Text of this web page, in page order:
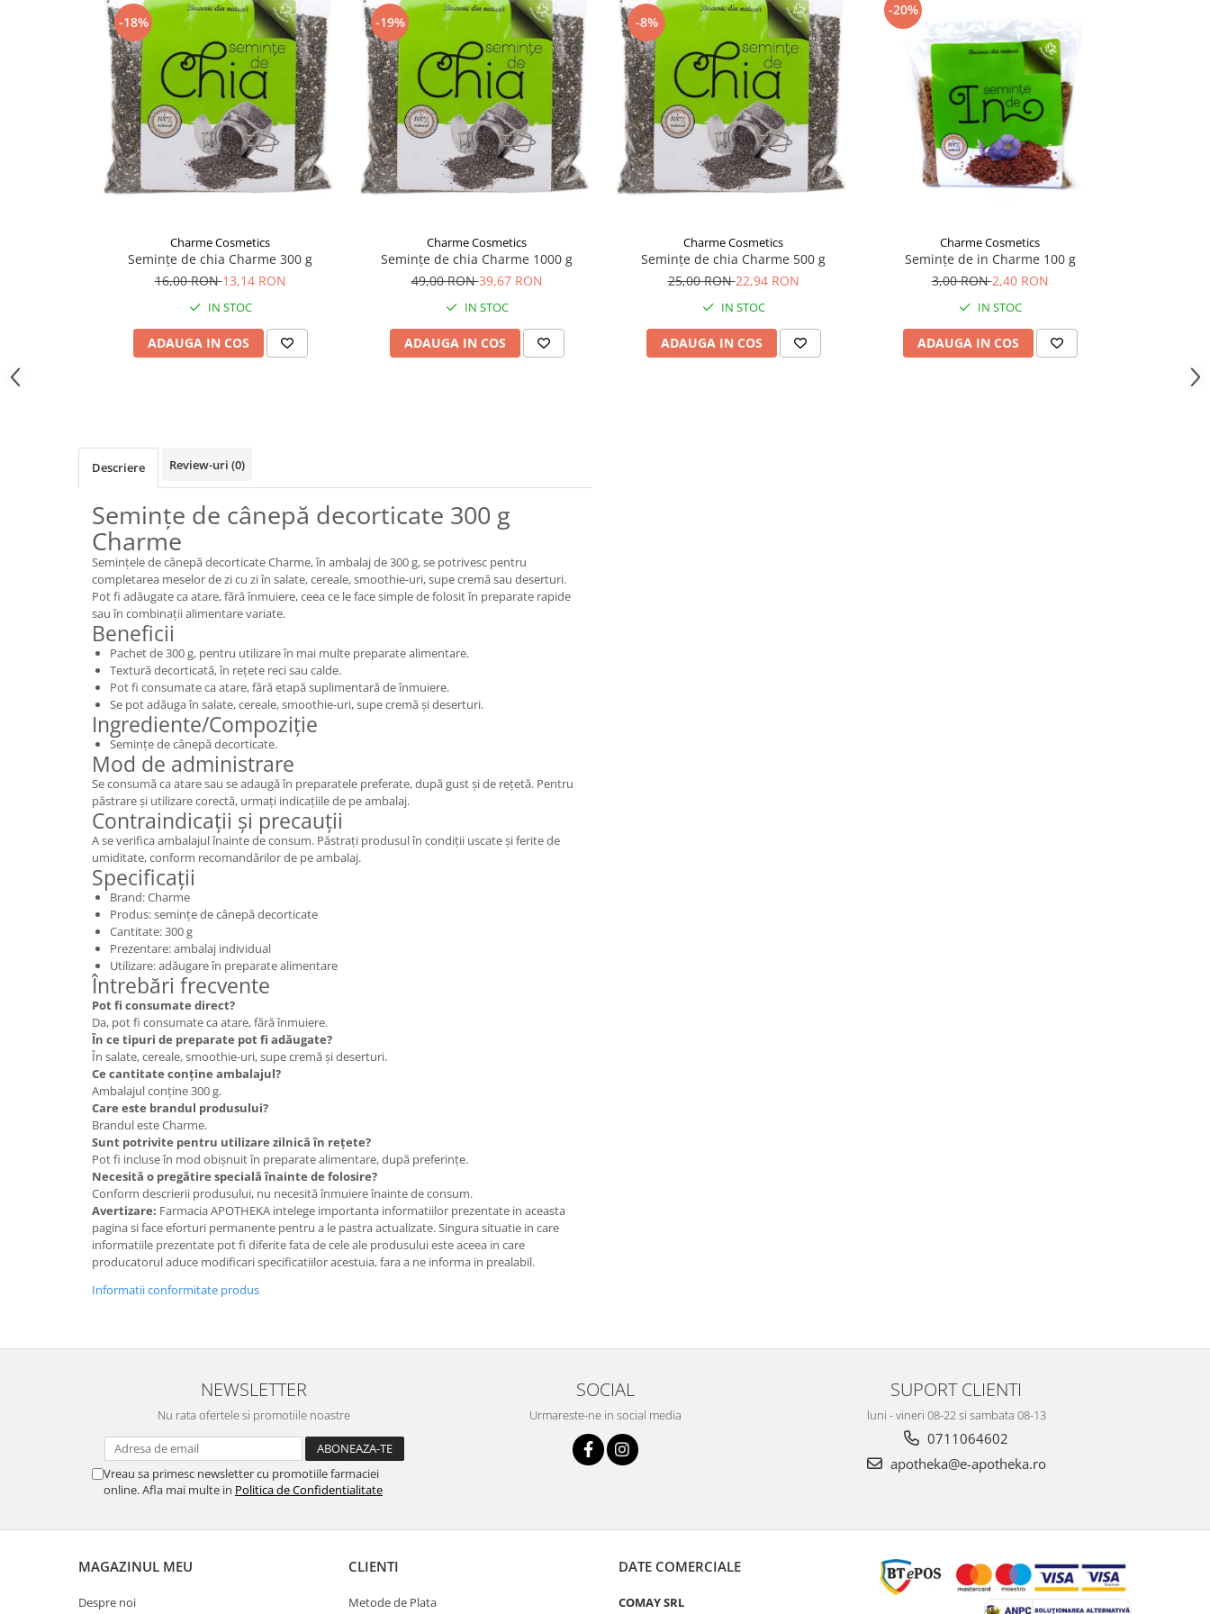
Supliment Vitamina D3
Supliment Vitamina E
Tincturi si Gemoderivate
Tuse gat si respiratie
Vitamine si minerale
-18%
Charme Cosmetics
Semințe de chia Charme 300 g
16,00 RON13,14 RON
IN STOC
ADAUGA IN COS
-19%
Charme Cosmetics
Semințe de chia Charme 1000 g
49,00 RON39,67 RON
IN STOC
ADAUGA IN COS
-8%
Charme Cosmetics
Semințe de chia Charme 500 g
25,00 RON22,94 RON
IN STOC
ADAUGA IN COS
-20%
Charme Cosmetics
Semințe de in Charme 100 g
3,00 RON2,40 RON
IN STOC
ADAUGA IN COS
Descriere Review-uri (0)
Semințe de cânepă decorticate 300 g
Charme
Semințele de cânepă decorticate Charme, în ambalaj de 300 g, se potrivesc pentru
completarea meselor de zi cu zi în salate, cereale, smoothie-uri, supe cremă sau deserturi.
Pot fi adăugate ca atare, fără înmuiere, ceea ce le face simple de folosit în preparate rapide
sau în combinații alimentare variate.
Beneficii
Pachet de 300 g, pentru utilizare în mai multe preparate alimentare.
Textură decorticată, în rețete reci sau calde.
Pot fi consumate ca atare, fără etapă suplimentară de înmuiere.
Se pot adăuga în salate, cereale, smoothie-uri, supe cremă și deserturi.
Ingrediente/Compoziție
Semințe de cânepă decorticate.
Mod de administrare
Se consumă ca atare sau se adaugă în preparatele preferate, după gust și de rețetă. Pentru
păstrare și utilizare corectă, urmați indicațiile de pe ambalaj.
Contraindicații și precauții
A se verifica ambalajul înainte de consum. Păstrați produsul în condiții uscate și ferite de
umiditate, conform recomandărilor de pe ambalaj.
Specificații
Brand: Charme
Produs: semințe de cânepă decorticate
Cantitate: 300 g
Prezentare: ambalaj individual
Utilizare: adăugare în preparate alimentare
Întrebări frecvente
Pot fi consumate direct?
Da, pot fi consumate ca atare, fără înmuiere.
În ce tipuri de preparate pot fi adăugate?
În salate, cereale, smoothie-uri, supe cremă și deserturi.
Ce cantitate conține ambalajul?
Ambalajul conține 300 g.
Care este brandul produsului?
Brandul este Charme.
Sunt potrivite pentru utilizare zilnică în rețete?
Pot fi incluse în mod obișnuit în preparate alimentare, după preferințe.
Necesită o pregătire specială înainte de folosire?
Conform descrierii produsului, nu necesită înmuiere înainte de consum.
Avertizare: Farmacia APOTHEKA intelege importanta informatiilor prezentate in aceasta
pagina si face eforturi permanente pentru a le pastra actualizate. Singura situatie in care
informatiile prezentate pot fi diferite fata de cele ale produsului este aceea in care
producatorul aduce modificari specificatiilor acestuia, fara a ne informa in prealabil.
Informatii conformitate produs
NEWSLETTER
Nu rata ofertele si promotiile noastre
Vreau sa primesc newsletter cu promotiile farmaciei
online. Afla mai multe in Politica de Confidentialitate
SOCIAL
Urmareste-ne in social media
SUPORT CLIENTI
luni - vineri 08-22 si sambata 08-13
0711064602
apotheka@e-apotheka.ro
MAGAZINUL MEU
Despre noi
CLIENTI
Metode de Plata
DATE COMERCIALE
COMAY SRL